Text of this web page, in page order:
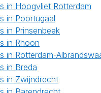
in Hoogvliet Rotterdam
in Poortugaal
in Prinsenbeek
in Rhoon
in Rotterdam-
in Breda
in Zwijndrecht